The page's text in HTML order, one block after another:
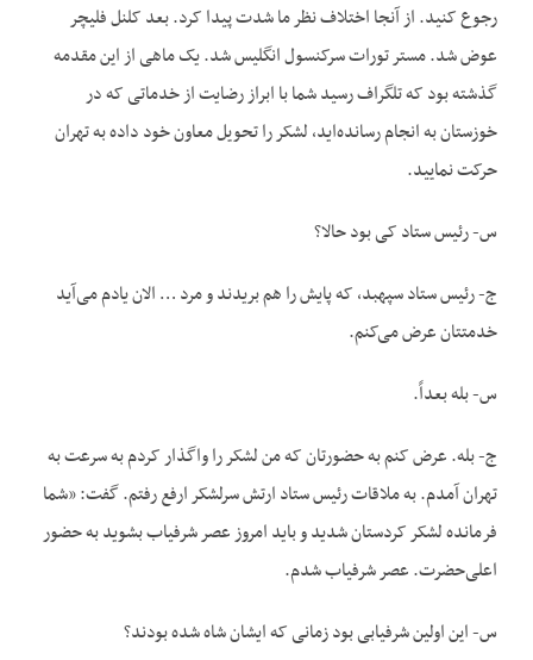
رجوع کنید. از آنجا اختلاف نظر ما شدت پیدا کرد. بعد کلنل فلیچر
عوض شد. مستر تورات سرکنسول انگلیس شد. یک ماهی از این مقدمه
گذشته بود که تلگراف رسید شما با ابراز رضایت از خدماتی که در
خوزستان به انجام رسانده‌اید، لشکر را تحویل معاون خود داده به تهران
حرکت نمایید.
س- رئیس ستاد کی بود حالا؟
ج- رئیس ستاد سپهبد، که پایش را هم بریدند و مرد … الان یادم می‌آید
خدمتتان عرض می‌کنم.
س- بله بعداً.
ج- بله. عرض کنم به حضورتان که من لشکر را واگذار کردم به سرعت به
تهران آمدم. به ملاقات رئیس ستاد ارتش سرلشکر ارفع رفتم. گفت: «شما
فرمانده لشکر کردستان شدید و باید امروز عصر شرفیاب بشوید به حضور
اعلی‌حضرت. عصر شرفیاب شدم.
س- این اولین شرفیابی بود زمانی که ایشان شاه شده بودند؟